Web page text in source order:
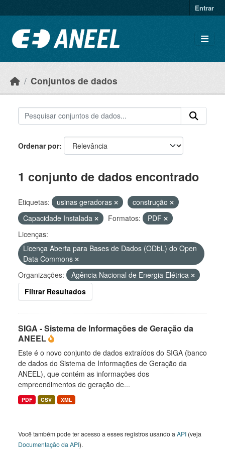
Entrar
Conjuntos de dados
Ordenar por
1 conjunto de dados encontrado
Etiquetas: usinas geradoras
construção
Capacidade Instalada
Formatos:
PDF
Licenças:
Licença Aberta para Bases de Dados (ODbL) do Open
Data Commons
Organizações:
Agência Nacional de Energia Elétrica
Filtrar Resultados
SIGA - Sistema de Informações de Geração da
ANEEL
Este é o novo conjunto de dados extraídos do SIGA (banco
de dados do Sistema de Informações de Geração da
ANEEL), que contém as informações dos
empreendimentos de geração de...
PDF CSV XML
Você também pode ter acesso a esses registros usando a API (veja
Documentação da API).